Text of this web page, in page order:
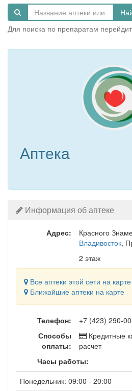
Для поиска по препаратам
Аптека
Информация об аптеке
Адрес: Красного
Владивосток,
2 этаж
Все аптеки этой сети на карте
Ближайшие аптеки на карте
Телефон:
+7 (423) 290-
Способы
оплаты:
Кредитные
расчет
Часы работы:
Понедельник: 09:00 - 20:00